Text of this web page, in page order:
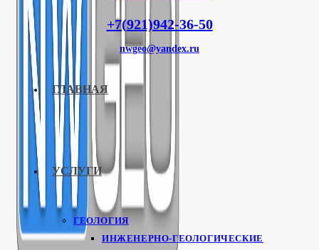
+7(921)942-36-50
nwgeo@yandex.ru
ГЛАВНАЯ
УСЛУГИ
ГЕОЛОГИЯ
ИНЖЕНЕРНО-ГЕОЛОГИЧЕСКИЕ